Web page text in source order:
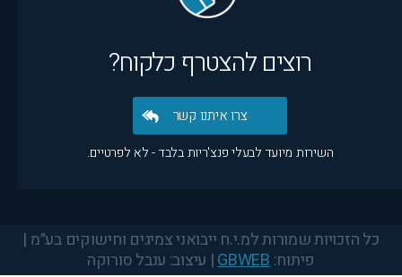
רוצים להצטרף כלקוח?
צרו איתנו קשר
השירות מיועד לבעלי פנצ'ריות בלבד - לא לפרטיים.
top
כל הזכויות שמורות למ.י.ח ייבואני צמיגים וחישוקים בע״מ |
פיתוח:GBWEB| עיצוב: ענבל סורוקה